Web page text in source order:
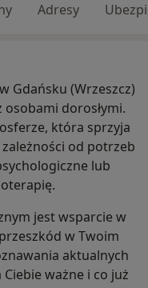
Adresy
Gdańsku (Wrzeszcz)
dorosłymi.
która sprzyja
od potrzeb
lub
jest wsparcie w
w Twoim
aktualnych
ważne i co już